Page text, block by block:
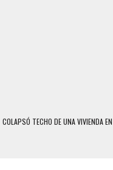
COLAPSÓ TECHO DE UNA VIVIENDA